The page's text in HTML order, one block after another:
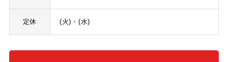
定休 (火)・(水)